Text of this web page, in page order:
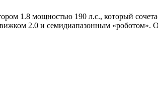
1.8 мощностью 190 л.с., который
2.0 и семидиапазонным «роботом».